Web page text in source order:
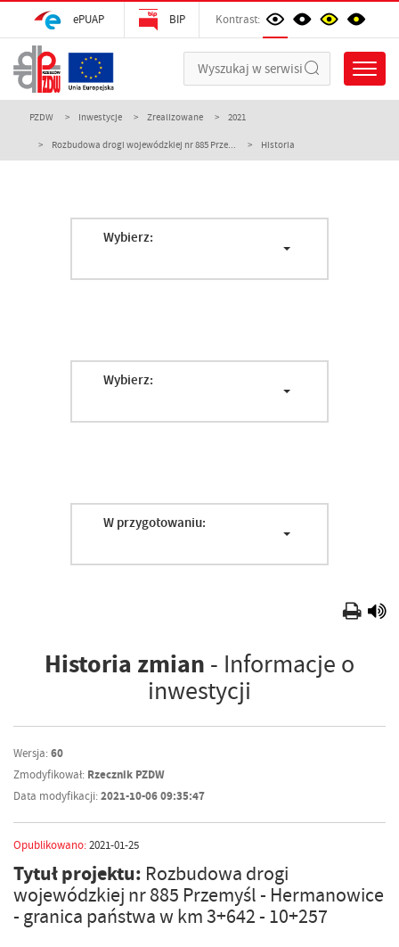
ePUAP BIP Kontrast:
PZDW Inwestycje Zrealizowane 2021
Rozbudowa drogi wojewódzkiej nr 885 Prze... Historia
Wybierz:
Wybierz:
W przygotowaniu:
Historia zmian - Informacje o
inwestycji
Wersja:60
Zmodyfikował: Rzecznik PZDW
Data modyfikacji:2021-10-06 09:35:47
Opublikowano:2021-01-25
Tytuł projektu: Rozbudowa drogi
wojewódzkiej nr 885 Przemyśl - Hermanowice
- granica państwa w km 3+642 - 10+257